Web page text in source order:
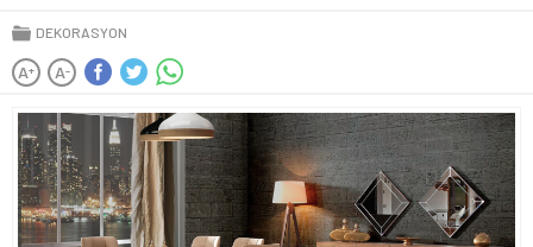
DEKORASYON
A+ A-